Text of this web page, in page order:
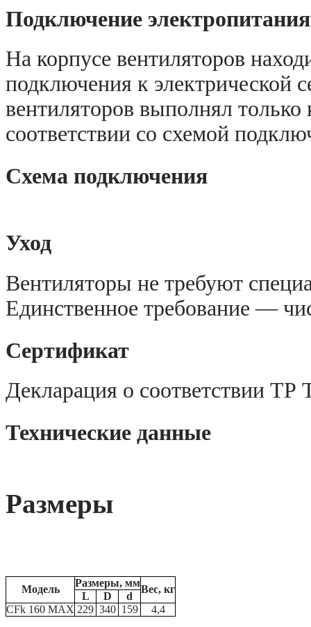
Подключение электропитания
На корпусе вентиляторов
подключения к электрической
вентиляторов выполнял
соответствии со схемой
Схема подключения
Уход
Вентиляторы не требуют
Единственное требование —
Сертификат
Декларация о соответствии ТР
Технические данные
Размеры
Модель
Размеры, мм
Вес, кг
L D
d
CFk 160 MAX 229 340 159 4,4